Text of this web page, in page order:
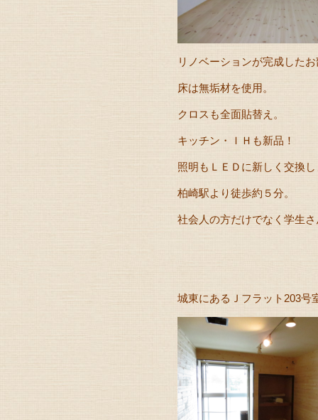
リノベーションが完成した
床は無垢材を使用。
クロスも全面貼替え。
キッチン・ＩＨも新品！
照明もＬＥＤに新しく交換
柏崎駅より徒歩約５分。
社会人の方だけでなく学生
城東にあるＪフラット203号